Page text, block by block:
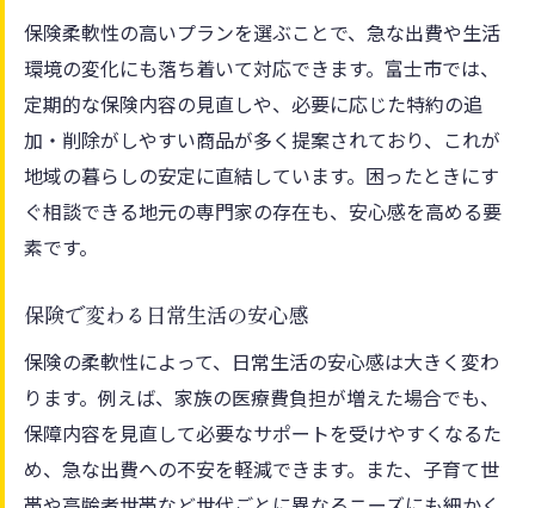
保険柔軟性の高いプランを選ぶことで、急な出費や生活
環境の変化にも落ち着いて対応できます。富士市では、
定期的な保険内容の見直しや、必要に応じた特約の追
加・削除がしやすい商品が多く提案されており、これが
地域の暮らしの安定に直結しています。困ったときにす
ぐ相談できる地元の専門家の存在も、安心感を高める要
素です。
保険で変わる日常生活の安心感
保険の柔軟性によって、日常生活の安心感は大きく変わ
ります。例えば、家族の医療費負担が増えた場合でも、
保障内容を見直して必要なサポートを受けやすくなるた
め、急な出費への不安を軽減できます。また、子育て世